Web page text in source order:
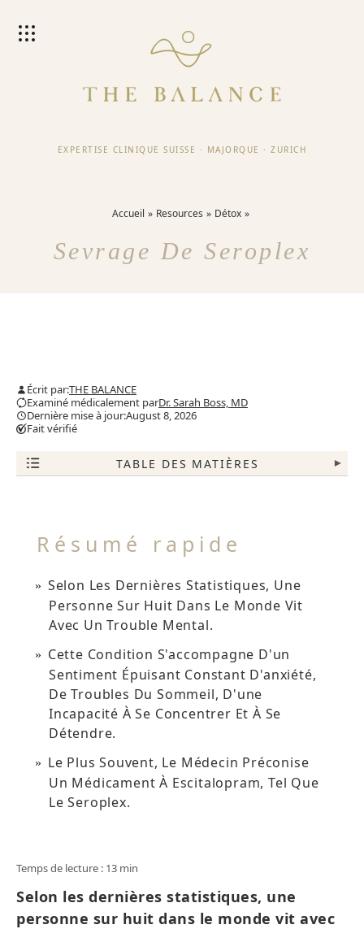
EXPERTISE CLINIQUE SUISSE · MAJORQUE · ZURICH
Accueil Resources Détox
Sevrage De Seroplex
Écrit par:THE BALANCE
Examiné médicalement parDr. Sarah Boss, MD
Dernière mise à jour:August 8, 2026
Fait vérifié
TABLE DES MATIÈRES ▾
Résumé rapide
Selon Les Dernières Statistiques, Une
Personne Sur Huit Dans Le Monde Vit
Avec Un Trouble Mental.
Cette Condition S'accompagne D'un
Sentiment Épuisant Constant D'anxiété,
De Troubles Du Sommeil, D'une
Incapacité À Se Concentrer Et À Se
Détendre.
Le Plus Souvent, Le Médecin Préconise
Un Médicament À Escitalopram, Tel Que
Le Seroplex.
Temps de lecture : 13 min
Selon les dernières statistiques, une
personne sur huit dans le monde vit avec